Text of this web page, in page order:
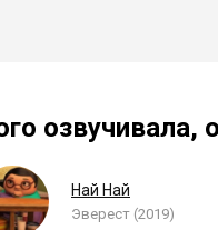
озвучивала,
Най Най
Эверест (2019)